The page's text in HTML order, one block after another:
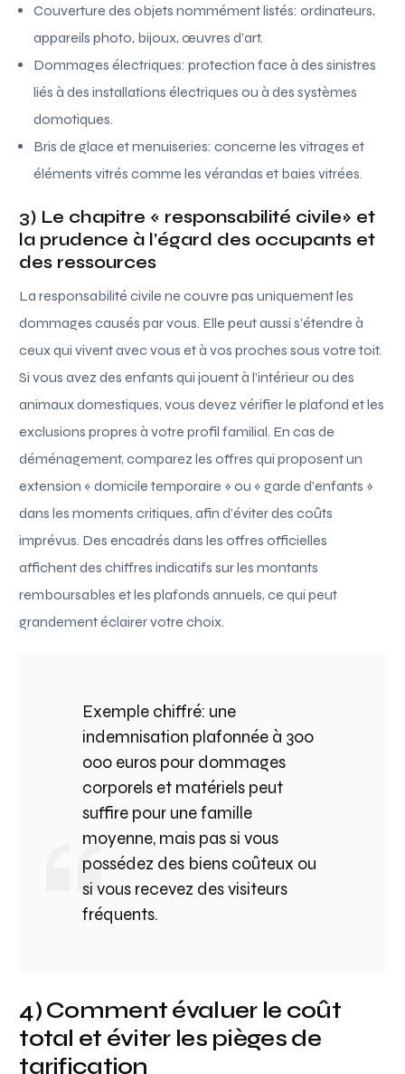
Couverture des objets nommément listés: ordinateurs,
appareils photo, bijoux, œuvres d’art.
Dommages électriques: protection face à des sinistres
liés à des installations électriques ou à des systèmes
domotiques.
Bris de glace et menuiseries: concerne les vitrages et
éléments vitrés comme les vérandas et baies vitrées.
3) Le chapitre « responsabilité civile» et
la prudence à l’égard des occupants et
des ressources
La responsabilité civile ne couvre pas uniquement les
dommages causés par vous. Elle peut aussi s’étendre à
ceux qui vivent avec vous et à vos proches sous votre toit.
Si vous avez des enfants qui jouent à l’intérieur ou des
animaux domestiques, vous devez vérifier le plafond et les
exclusions propres à votre profil familial. En cas de
déménagement, comparez les offres qui proposent un
extension « domicile temporaire » ou « garde d’enfants »
dans les moments critiques, afin d’éviter des coûts
imprévus. Des encadrés dans les offres officielles
affichent des chiffres indicatifs sur les montants
remboursables et les plafonds annuels, ce qui peut
grandement éclairer votre choix.
Exemple chiffré: une
indemnisation plafonnée à 300
000 euros pour dommages
corporels et matériels peut
suffire pour une famille
moyenne, mais pas si vous
possédez des biens coûteux ou
si vous recevez des visiteurs
fréquents.
4) Comment évaluer le coût
total et éviter les pièges de
tarification